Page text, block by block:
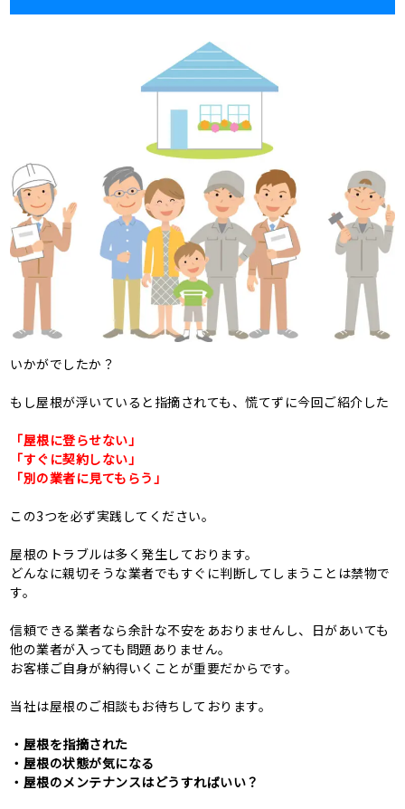
いかがでしたか？
もし屋根が浮いていると指摘されても、慌てずに今回ご紹介した
「屋根に登らせない」
「すぐに契約しない」
「別の業者に見てもらう」
この3つを必ず実践してください。
屋根のトラブルは多く発生しております。
どんなに親切そうな業者でもすぐに判断してしまうことは禁物で
す。
信頼できる業者なら余計な不安をあおりませんし、日があいても
他の業者が入っても問題ありません。
お客様ご自身が納得いくことが重要だからです。
当社は屋根のご相談もお待ちしております。
・屋根を指摘された
・屋根の状態が気になる
・屋根のメンテナンスはどうすればいい？